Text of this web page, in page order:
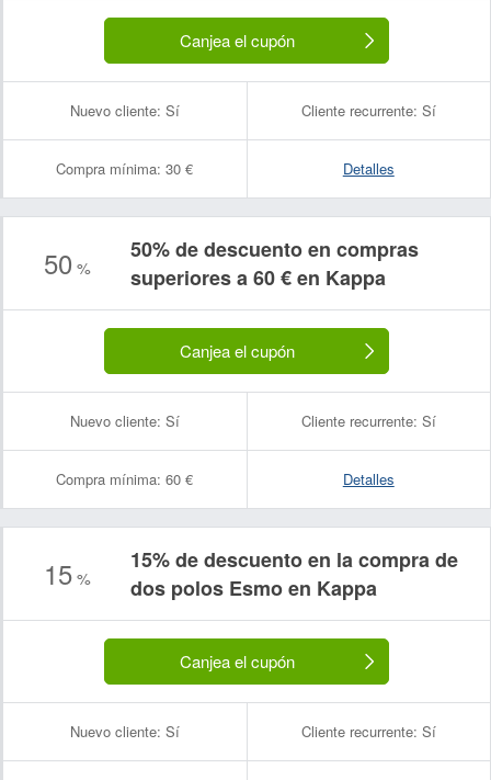
Canjea el cupón
Nuevo cliente: Sí Cliente recurrente: Sí
Compra mínima: 30 € Detalles
50 %
50% de descuento en compras
superiores a 60 € en Kappa
Canjea el cupón
Nuevo cliente: Sí Cliente recurrente: Sí
Compra mínima: 60 € Detalles
15 %
15% de descuento en la compra de
dos polos Esmo en Kappa
Canjea el cupón
Nuevo cliente: Sí Cliente recurrente: Sí